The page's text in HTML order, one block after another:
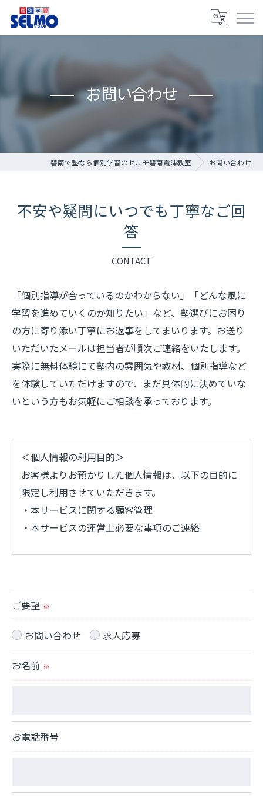
お問い合わせ
碧南で塾なら個別学習のセルモ碧南霞浦教室 お問い合わせ
不安や疑問にいつでも丁寧なご回
答
CONTACT
「個別指導が合っているのかわからない」「どんな風に
学習を進めていくのか知りたい」など、塾選びにお困り
の方に寄り添い丁寧にお返事をしてまいります。お送り
いただいたメールは担当者が順次ご連絡をいたします。
実際に無料体験にて塾内の雰囲気や教材、個別指導など
を体験していただけますので、まだ具体的に決めていな
いという方もお気軽にご相談を承っております。
＜個人情報の利用目的＞
お客様よりお預かりした個人情報は、以下の目的に
限定し利用させていただきます。
・本サービスに関する顧客管理
・本サービスの運営上必要な事項のご連絡
られた場合を除き、
ません。
＜個人情報の委託について＞
これらの委託先に対しては個人情報保護契約等の措
置をとり、適切な監督を行います。
当社では、個人情報の漏洩等がなされないよう、適
ご要望 ※
お問い合わせ 求人応募
お名前 ※
お電話番号